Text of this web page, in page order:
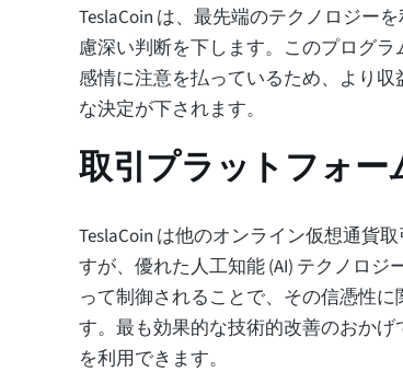
TeslaCoin は、最先端のテクノロジー
慮深い判断を下します。このプログ
感情に注意を払っているため、より
な決定が下されます。
取引プラットフォ
TeslaCoin は他のオンライン仮想通貨
すが、優れた人工知能 (AI) テクノロジ
って制御されることで、その信憑性
す。最も効果的な技術的改善のおかげ
を利用できます。